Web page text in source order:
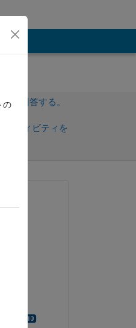
に回答する。
クティビティを
の